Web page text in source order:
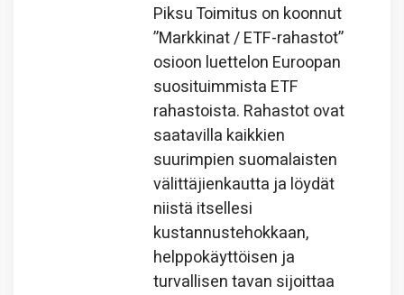
Piksu Toimitus on koonnut
”Markkinat / ETF-rahastot”
osioon luettelon Euroopan
suosituimmista ETF
rahastoista. Rahastot ovat
saatavilla kaikkien
suurimpien suomalaisten
välittäjienkautta ja löydät
niistä itsellesi
kustannustehokkaan,
helppokäyttöisen ja
turvallisen tavan sijoittaa